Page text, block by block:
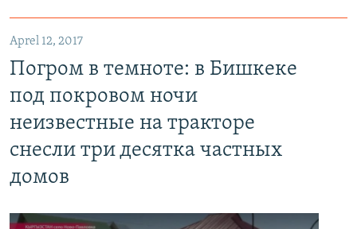
Aprel 12, 2017
Погром в темноте: в Бишкеке
под покровом ночи
неизвестные на тракторе
снесли три десятка частных
домов